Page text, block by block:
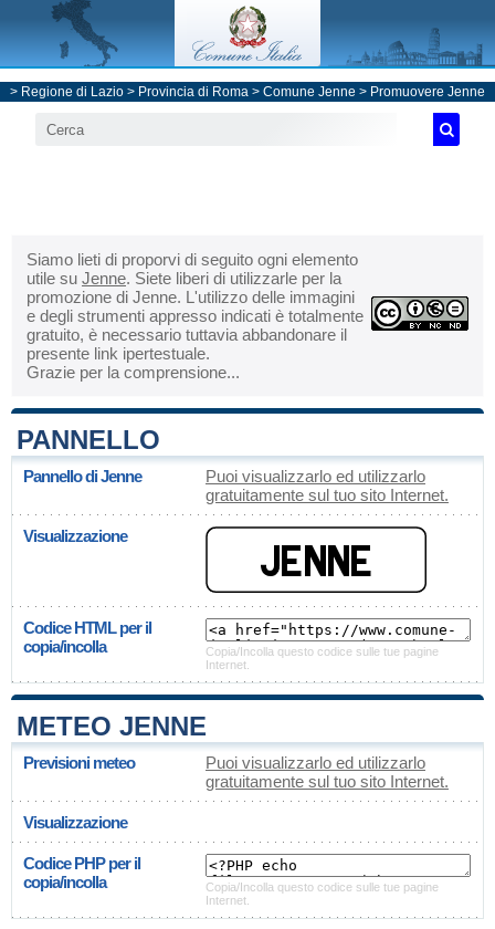
> Regione di Lazio > Provincia di Roma > Comune Jenne > Promuovere Jenne
Siamo lieti di proporvi di seguito ogni elemento
utile su Jenne. Siete liberi di utilizzarle per la
promozione di Jenne. L'utilizzo delle immagini
e degli strumenti appresso indicati è totalmente
gratuito, è necessario tuttavia abbandonare il
presente link ipertestuale.
Grazie per la comprensione...
PANNELLO
Pannello di Jenne
Puoi visualizzarlo ed utilizzarlo
gratuitamente sul tuo sito Internet.
Visualizzazione
Codice HTML per il
copia/incolla
Copia/Incolla questo codice sulle tue pagine
Internet.
METEO JENNE
Previsioni meteo
Puoi visualizzarlo ed utilizzarlo
gratuitamente sul tuo sito Internet.
Visualizzazione
Codice PHP per il
copia/incolla
Copia/Incolla questo codice sulle tue pagine
Internet.